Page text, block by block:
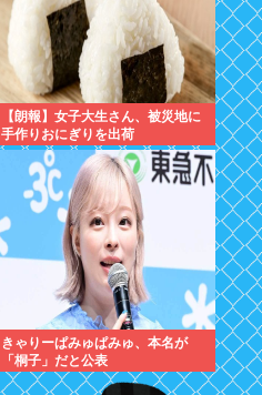
【朗報】女子大生さん、被災地に
手作りおにぎりを出荷
きゃりーぱみゅぱみゅ、本名が
「桐子」だと公表